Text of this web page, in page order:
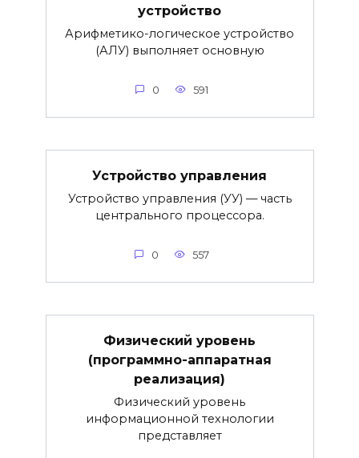
устройство
Арифметико-логическое устройство
(АЛУ) выполняет основную
0 591
Устройство управления
Устройство управления (УУ) — часть
центрального процессора.
0 557
Физический уровень
(программно-аппаратная
реализация)
Физический уровень
информационной технологии
представляет